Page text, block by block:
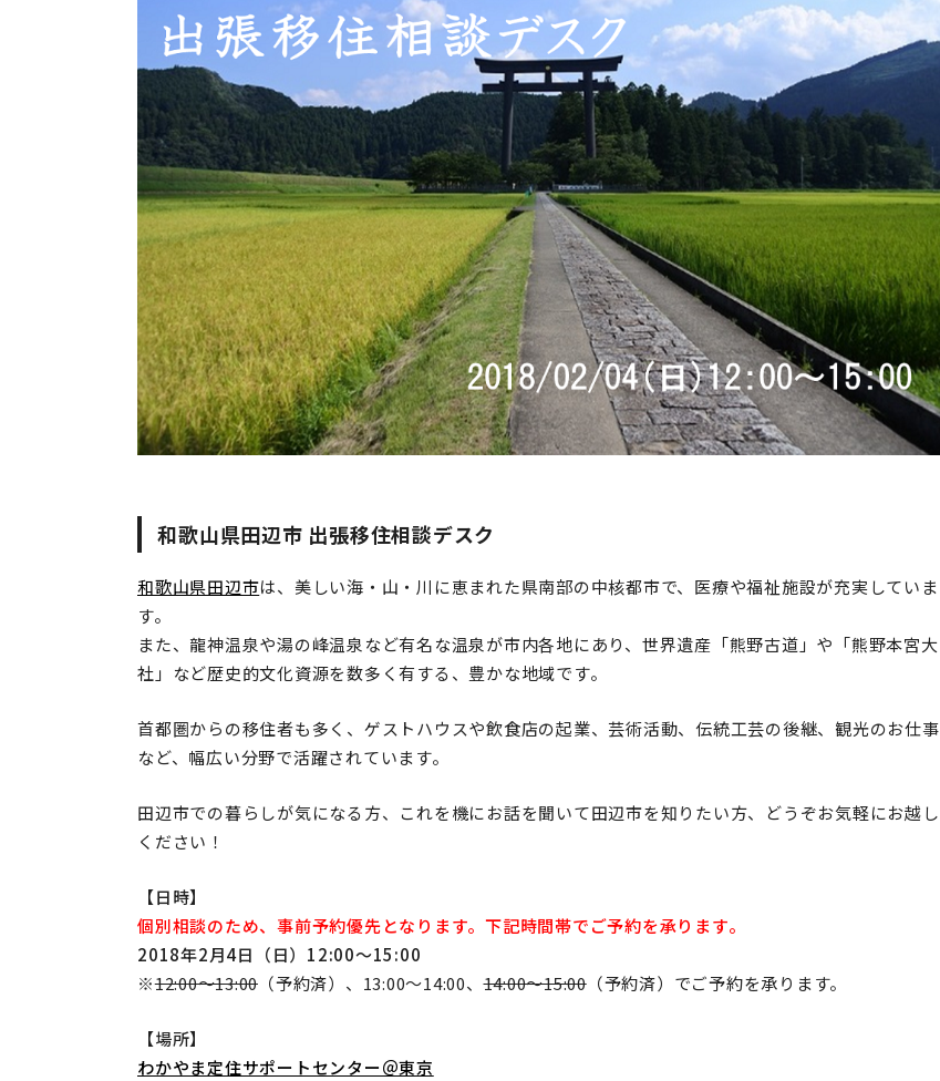
和歌山県田辺市 出張移住相談デスク
和歌山県田辺市は、美しい海・山・川に恵まれた県南部の中核都市で、医療や福祉施設が充実していま
す。
また、龍神温泉や湯の峰温泉など有名な温泉が市内各地にあり、世界遺産「熊野古道」や「熊野本宮大
社」など歴史的文化資源を数多く有する、豊かな地域です。
首都圏からの移住者も多く、ゲストハウスや飲食店の起業、芸術活動、伝統工芸の後継、観光のお仕事
など、幅広い分野で活躍されています。
田辺市での暮らしが気になる方、これを機にお話を聞いて田辺市を知りたい方、どうぞお気軽にお越し
ください！
【日時】
個別相談のため、事前予約優先となります。下記時間帯でご予約を承ります。
2018年2月4日（日）12:00～15:00
※12:00～13:00 （予約済）、13:00～14:00、14:00～15:00（予約済）でご予約を承ります。
【場所】
わかやま定住サポートセンター＠東京